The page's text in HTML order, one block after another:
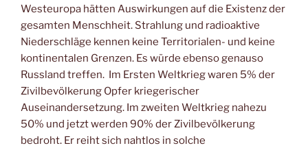
Westeuropa hätten Auswirkungen auf die Existenz der
gesamten Menschheit. Strahlung und radioaktive
Niederschläge kennen keine Territorialen- und keine
kontinentalen Grenzen. Es würde ebenso genauso
Russland treffen. Im Ersten Weltkrieg waren 5% der
Zivilbevölkerung Opfer kriegerischer
Auseinandersetzung. Im zweiten Weltkrieg nahezu
50% und jetzt werden 90% der Zivilbevölkerung
bedroht. Er reiht sich nahtlos in solche